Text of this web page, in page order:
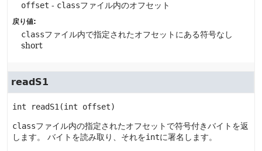
offset - classファイル内のオフセット
戻り値:
classファイル内で指定されたオフセットにある符号なし
short
readS1
int readS1 (int offset)
classファイル内の指定されたオフセットで符号付きバイトを返
します。
バイトを読み取り、それをintに署名します。